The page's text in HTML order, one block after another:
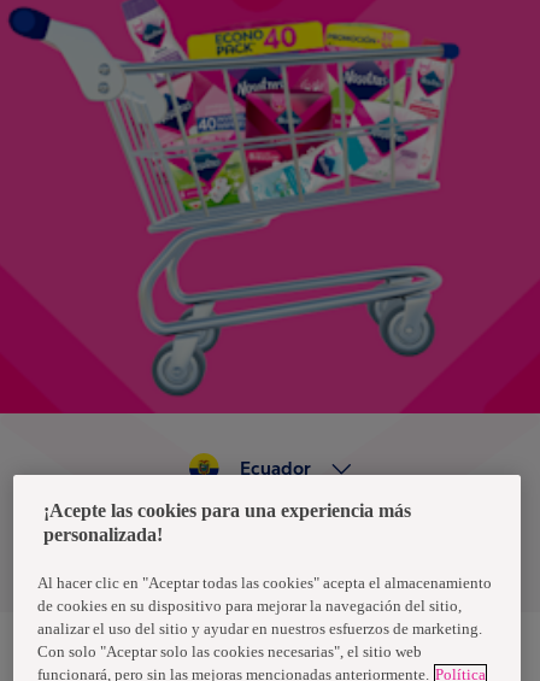
Política de privacidad de datos
Ecuador
¡Acepte las cookies para una experiencia más
personalizada!
Al hacer clic en "Aceptar todas las cookies" acepta el almacenamiento
de cookies en su dispositivo para mejorar la navegación del sitio,
analizar el uso del sitio y ayudar en nuestros esfuerzos de marketing.
Con solo "Aceptar solo las cookies necesarias", el sitio web
funcionará, pero sin las mejoras mencionadas anteriormente. Política